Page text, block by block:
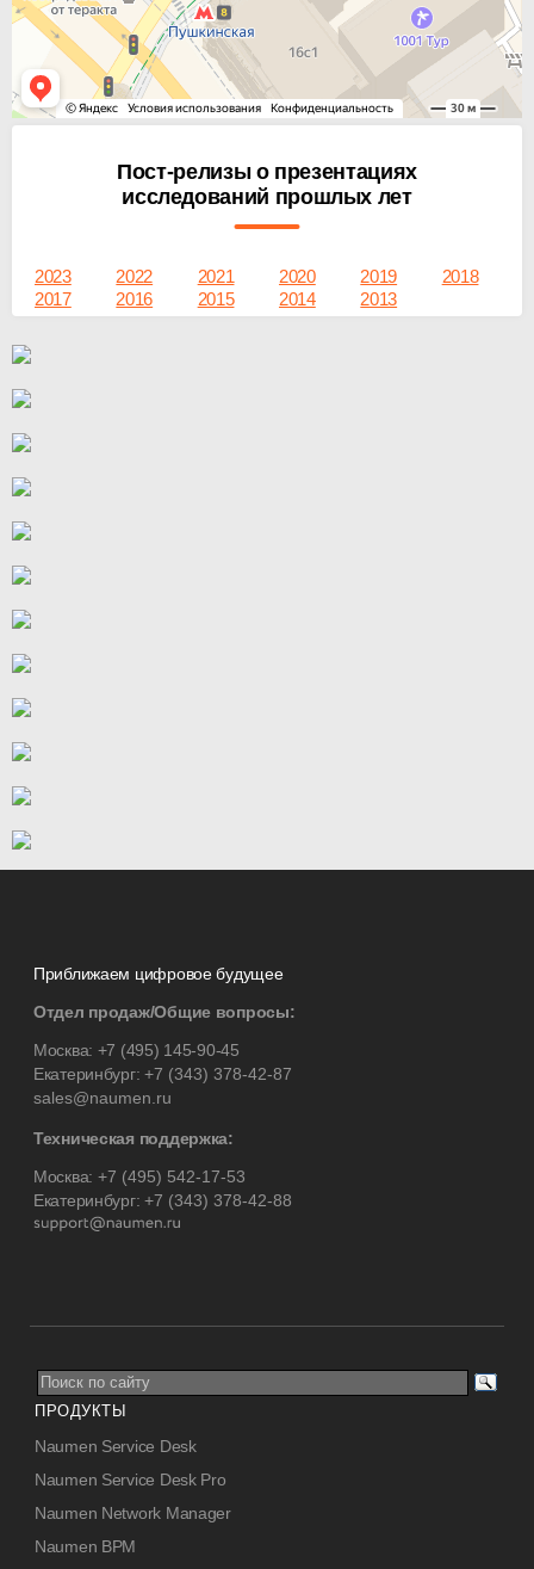
Пост-релизы о презентациях
исследований прошлых лет
2023 2022 2021 2020 2019
2018
2017
2016 2015 2014 2013
Приближаем цифровое будущее
Отдел продаж/Общие вопросы:
Москва: +7 (495) 145-90-45
Екатеринбург:+7 (343) 378-42-87
sales@naumen.ru
Техническая поддержка:
Москва: +7 (495) 542-17-53
Екатеринбург:+7 (343) 378-42-88
ПРОДУКТЫ
Naumen Service Desk
Naumen Service Desk Pro
Naumen Network Manager
Naumen BPM